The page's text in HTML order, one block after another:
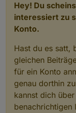
Hey! Du
interessiert zu
Konto.
Hast du es satt,
gleichen
für ein Konto
genau dorthin
kannst dich
benachrichtigen